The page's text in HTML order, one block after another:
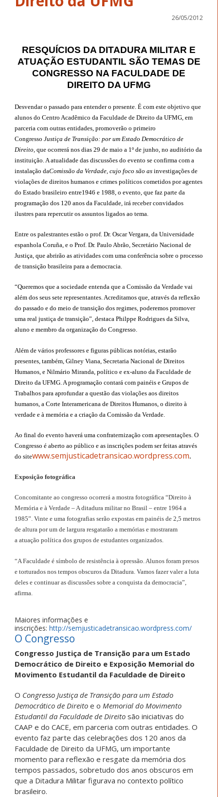
26/05/2012
RESQUÍCIOS DA DITADURA MILITAR E
ATUAÇÃO ESTUDANTIL SÃO TEMAS DE
CONGRESSO NA FACULDADE DE
DIREITO DA UFMG
Desvendar o passado para entender o presente. É com este objetivo que
alunos do Centro Acadêmico da Faculdade de Direito da UFMG, em
parceria com outras entidades, promoverão o primeiro
Congresso Justiça de Transição: por um Estado Democrático de
Direito, que ocorrerá nos dias 29 de maio a 1º de junho, no auditório da
instituição. A atualidade das discussões do evento se confirma com a
instalação daComissão da Verdade, cujo foco são as investigações de
violações de direitos humanos e crimes políticos cometidos por agentes
do Estado brasileiro entre1946 e 1988, o evento, que faz parte da
programação dos 120 anos da Faculdade, irá receber convidados
ilustres para repercutir os assuntos ligados ao tema.
Entre os palestrantes estão o prof. Dr. Oscar Vergara, da Universidade
espanhola Coruña, e o Prof. Dr. Paulo Abrão, Secretário Nacional de
Justiça, que abrirão as atividades com uma conferência sobre o processo
de transição brasileira para a democracia.
“Queremos que a sociedade entenda que a Comissão da Verdade vai
além dos seus sete representantes. Acreditamos que, através da reflexão
do passado e do meio de transição dos regimes, poderemos promover
uma real justiça de transição”, destaca Philppe Rodrigues da Silva,
aluno e membro da organização do Congresso.
Além de vários professores e figuras públicas notórias, estarão
presentes, também, Gilney Viana, Secretaria Nacional de Direitos
Humanos, e Nilmário Miranda, político e ex-aluno da Faculdade de
Direito da UFMG. A programação contará com painéis e Grupos de
Trabalhos para aprofundar a questão das violações aos direitos
humanos, a Corte Interamericana de Direitos Humanos, o direito à
verdade e à memória e a criação da Comissão da Verdade.
Ao final do evento haverá uma confraternização com apresentações. O
Congresso é aberto ao público e as inscrições podem ser feitas através
do sitewww.semjusticadetransicao.wordpress.com.
Exposição fotográfica
Concomitante ao congresso ocorrerá a mostra fotográfica “Direito à
Memória e à Verdade – A ditadura militar no Brasil – entre 1964 a
1985”. Vinte e uma fotografias serão expostas em painéis de 2,5 metros
de altura por um de largura resgatarão a memórias e mostraram
a atuação política dos grupos de estudantes organizados.
“A Faculdade é símbolo de resistência à opressão. Alunos foram presos
e torturados nos tempos obscuros da Ditadura. Vamos fazer valer a luta
deles e continuar as discussões sobre a conquista da democracia”,
afirma.
Maiores informações e
inscrições: http://semjusticadetransicao.wordpress.com/
O Congresso
Congresso Justiça de Transição para um Estado
Democrático de Direito e Exposição Memorial do
Movimento Estudantil da Faculdade de Direito
O Congresso Justiça de Transição para um Estado
Democrático de Direito e o Memorial do Movimento
Estudantil da Faculdade de Direito são iniciativas do
CAAP e do CACE, em parceria com outras entidades. O
evento faz parte das celebrações dos 120 anos da
Faculdade de Direito da UFMG, um importante
momento para reflexão e resgate da memória dos
tempos passados, sobretudo dos anos obscuros em
que a Ditadura Militar figurava no contexto político
brasileiro.